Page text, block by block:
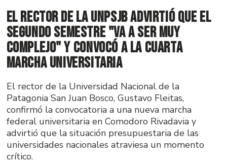
El rector de la UNPSJB advirtió que el
segundo semestre "va a ser muy
complejo" y convocó a la cuarta
marcha universitaria
El rector de la Universidad Nacional de la
Patagonia San Juan Bosco, Gustavo Fleitas,
confirmó la convocatoria a una nueva marcha
federal universitaria en Comodoro Rivadavia y
advirtió que la situación presupuestaria de las
universidades nacionales atraviesa un momento
crítico.